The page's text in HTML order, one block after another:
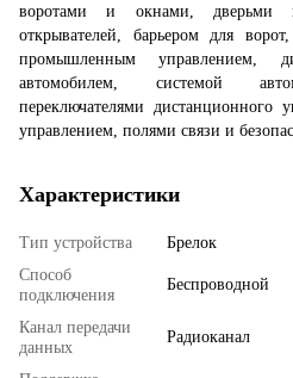
воротами и окнами, дверьми
открывателей, барьером для
промышленным управлением,
автомобилем, системой
переключателями дистанционного
управлением, полями связи и
Характеристики
Тип устройства
Брелок
Способ
подключения
Беспроводной
Канал передачи
данных
Радиоканал